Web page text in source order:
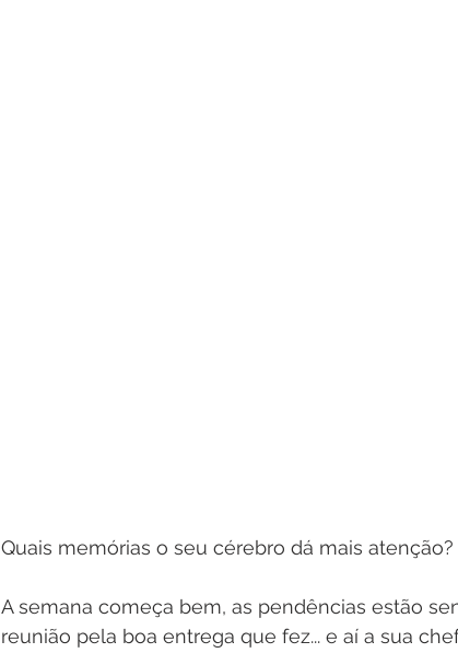
Quais memórias o seu cérebro dá mais atenção?
A semana começa bem, as pendências estão
reunião pela boa entrega que fez... e aí a sua